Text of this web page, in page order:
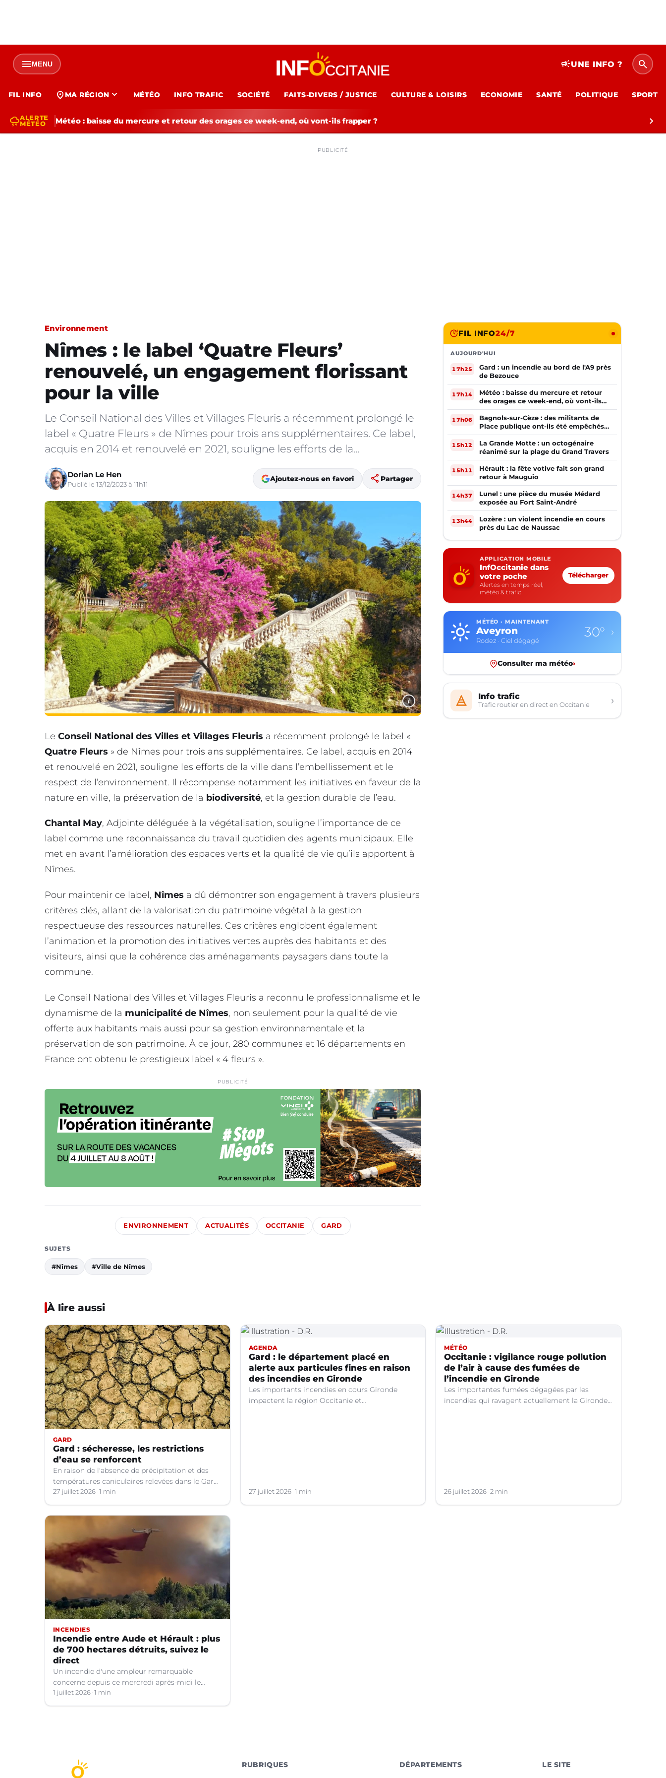
menuMENU campaignUNE INFO ? search
FIL INFO location_on MA RÉGION expand_more MÉTÉO INFO TRAFIC SOCIÉTÉ FAITS-DIVERS / JUSTICE CULTURE & LOISIRS ECONOMIE SANTÉ POLITIQUE SPORT
thunderstormALERTE
MÉTÉO
Météo : baisse du mercure et retour des orages ce week-end, où vont-ils frapper ? chevron_right
PUBLICITÉ
Environnement
Nîmes : le label ‘Quatre Fleurs’
renouvelé, un engagement florissant
pour la ville
Le Conseil National des Villes et Villages Fleuris a récemment prolongé le
label « Quatre Fleurs » de Nîmes pour trois ans supplémentaires. Ce label,
acquis en 2014 et renouvelé en 2021, souligne les efforts de la…
Dorian Le Hen
Publié le 13/12/2023 à 11h11
Ajoutez-nous en favori share Partager
i
Le Conseil National des Villes et Villages Fleuris a récemment prolongé le label «
Quatre Fleurs » de Nîmes pour trois ans supplémentaires. Ce label, acquis en 2014
et renouvelé en 2021, souligne les efforts de la ville dans l’embellissement et le
respect de l’environnement. Il récompense notamment les initiatives en faveur de la
nature en ville, la préservation de la biodiversité, et la gestion durable de l’eau.
Chantal May, Adjointe déléguée à la végétalisation, souligne l’importance de ce
label comme une reconnaissance du travail quotidien des agents municipaux. Elle
met en avant l’amélioration des espaces verts et la qualité de vie qu’ils apportent à
Nîmes.
Pour maintenir ce label, Nîmes a dû démontrer son engagement à travers plusieurs
critères clés, allant de la valorisation du patrimoine végétal à la gestion
respectueuse des ressources naturelles. Ces critères englobent également
l’animation et la promotion des initiatives vertes auprès des habitants et des
visiteurs, ainsi que la cohérence des aménagements paysagers dans toute la
commune.
Le Conseil National des Villes et Villages Fleuris a reconnu le professionnalisme et le
dynamisme de la municipalité de Nîmes, non seulement pour la qualité de vie
offerte aux habitants mais aussi pour sa gestion environnementale et la
préservation de son patrimoine. À ce jour, 280 communes et 16 départements en
France ont obtenu le prestigieux label « 4 fleurs ».
PUBLICITÉ
ENVIRONNEMENT ACTUALITÉS OCCITANIE GARD
SUJETS
#Nîmes #Ville de Nîmes
FIL INFO24/7
AUJOURD'HUI
17h25
Gard : un incendie au bord de l'A9 près
de Bezouce
17h14
Météo : baisse du mercure et retour
des orages ce week-end, où vont-ils
frapper ?
17h06
Bagnols-sur-Cèze : des militants de
Place publique ont-ils été empêchés
de tracter par la mairie ?
15h12
La Grande Motte : un octogénaire
réanimé sur la plage du Grand Travers
15h11
Hérault : la fête votive fait son grand
retour à Mauguio
14h37
Lunel : une pièce du musée Médard
exposée au Fort Saint-André
13h44
Lozère : un violent incendie en cours
près du Lac de Naussac
APPLICATION MOBILE
InfOccitanie dans
votre poche
Alertes en temps réel,
météo & trafic
Télécharger
MÉTÉO · MAINTENANT
Gard
Nîmes · Ciel dégagé
34° ›
Consulter ma météo›
Info trafic
Trafic routier en direct en Occitanie ›
À lire aussi
GARD
Gard : sécheresse, les restrictions
d’eau se renforcent
En raison de l'absence de précipitation et des
températures caniculaires relevées dans le Gard
depuis le 1er juillet, la situation hydrologique du
département s'aggrave.
27 juillet 2026 1 min
AGENDA
Gard : le département placé en
alerte aux particules fines en raison
des incendies en Gironde
Les importants incendies en cours Gironde
impactent la région Occitanie et
27 juillet 2026 1 min
MÉTÉO
Occitanie : vigilance rouge pollution
de l’air à cause des fumées de
l’incendie en Gironde
Les importantes fumées dégagées par les
incendies qui ravagent actuellement la Gironde
26 juillet 2026 2 min
INCENDIES
Incendie entre Aude et Hérault : plus
de 700 hectares détruits, suivez le
direct
Un incendie d'une ampleur remarquable
concerne depuis ce mercredi après-midi le
Minervois aux confins de l'Aude et de l'Hérault.
1 juillet 2026 1 min
RUBRIQUES
DÉPARTEMENTS
LE SITE